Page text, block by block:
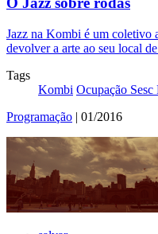
Jazz na Kombi é um coletivo
devolver a arte ao seu local
Tags
Kombi Ocupação
Programação | 01/2016